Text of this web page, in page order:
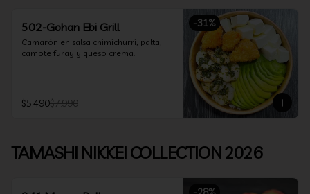
-31%
502-Gohan Ebi Grill
Camarón en salsa chimichurri, palta,
camote furay y queso crema.
$5.490$7.990
TAMASHI NIKKEI COLLECTION 2026